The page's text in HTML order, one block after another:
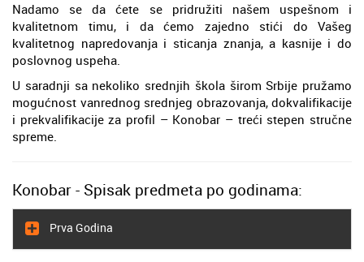
Nadamo se da ćete se pridružiti našem uspešnom i
kvalitetnom timu, i da ćemo zajedno stići do Vašeg
kvalitetnog napredovanja i sticanja znanja, a kasnije i do
poslovnog uspeha.
U saradnji sa nekoliko srednjih škola širom Srbije pružamo
mogućnost vanrednog srednjeg obrazovanja, dokvalifikacije
i prekvalifikacije za profil – Konobar – treći stepen stručne
spreme.
Konobar - Spisak predmeta po godinama:
Prva Godina